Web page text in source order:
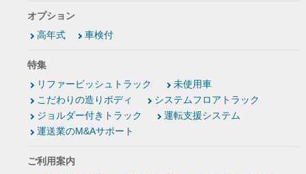
オプション
高年式
車検付
特集
リファービッシュトラック
未使用車
こだわりの造りボディ
システムフロアトラック
ジョルダー付きトラック
運転支援システム
運送業のM&Aサポート
ご利用案内